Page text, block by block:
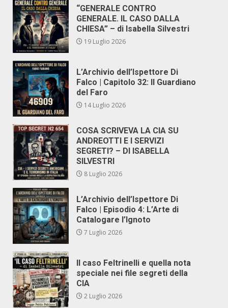
“GENERALE CONTRO
GENERALE. IL CASO DALLA
CHIESA” – di Isabella Silvestri
19 Luglio 2026
L’Archivio dell’Ispettore Di
Falco | Capitolo 32: Il Guardiano
del Faro
14 Luglio 2026
COSA SCRIVEVA LA CIA SU
ANDREOTTI E I SERVIZI
SEGRETI? – DI ISABELLA
SILVESTRI
8 Luglio 2026
L’Archivio dell’Ispettore Di
Falco | Episodio 4: L’Arte di
Catalogare l’Ignoto
7 Luglio 2026
Il caso Feltrinelli e quella nota
speciale nei file segreti della
CIA
2 Luglio 2026